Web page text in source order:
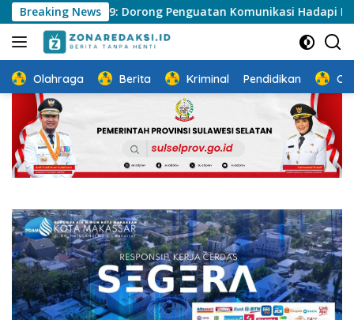
Langsung
ke
konten
Breaking News
2026-2029: Dorong Penguatan Komunikasi Hadapi Krisis
Olahraga Berita Kriminal Pendidikan